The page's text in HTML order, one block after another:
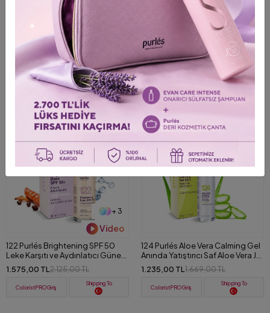
ColoristPro
2 Purlés Gentle Toner Tüm Cilt
Tipleri için Doğal AHA İçeren
Aydınlatıcı Tonik 500 ml
0,00 TL
ColoristPRO Giriş
Shipping To
138 Purlés Age Reverse Eye Anti-
Aging Lifting Etkili Göz Kremi 50
ml
1.895,00 TL2.559,00 TL
ColoristPRO Giriş
Shipping To
+ 3
Video
122 Purlés Brightening SPF 50
Leke Karşıtı ve Aydınlatıcı Güneş
Koruyucu Krem 30 ml
1.575,00 TL 2.125,00 TL
ColoristPRO Giriş
Shipping To
%26
124 Purlés Aloe Vera Calming Gel
Anında Yatıştırıcı Saf Aloe Vera Jel
50 ml
1.235,00 TL 1.669,00 TL
ColoristPRO Giriş
Shipping To